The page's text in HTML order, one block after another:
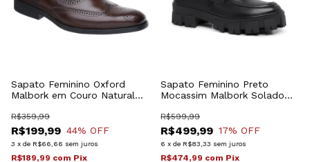
Sapato Feminino Oxford
Malbork em Couro Natural
60409FM
R$199,99
R$359,99
44% OFF
3 x de R$66,66 sem juros
R$189,99 com Pix
Sapato Feminino Preto
Mocassim Malbork Solado
R$499,99
R$599,99
17% OFF
6 x de R$83,33 sem juros
R$474,99 com Pix